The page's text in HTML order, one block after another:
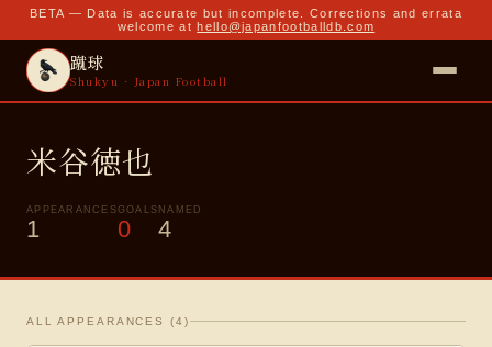
BETA — Data is accurate but incomplete. Corrections and errata
welcome at hello@japanfootballdb.com
蹴球
Shukyu · Japan Football
米谷徳也
APPEARANCES
1
GOALS
0
NAMED
4
ALL APPEARANCES (4 )